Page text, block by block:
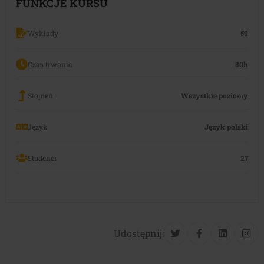
FUNKCJE KURSU
Wykłady 59
Czas trwania 80h
Stopień Wszystkie poziomy
Język Język polski
Studenci 27
Udostępnij: